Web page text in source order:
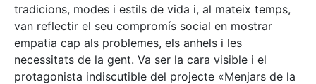
tradicions, modes i estils de vida i, al mateix temps,
van reflectir el seu compromís social en mostrar
empatia cap als problemes, els anhels i les
necessitats de la gent. Va ser la cara visible i el
protagonista indiscutible del projecte «Menjars de la